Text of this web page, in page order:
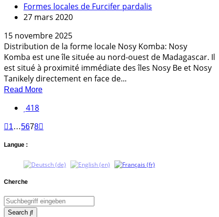
Formes locales de Furcifer pardalis
27 mars 2020
15 novembre 2025
Distribution de la forme locale Nosy Komba: Nosy
Komba est une île située au nord-ouest de Madagascar. Il
est situé à proximité immédiate des îles Nosy Be et Nosy
Tanikely directement en face de...
Read More
418
1…5678
Langue :
Cherche
Search